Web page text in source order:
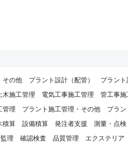
その他 プラント設計（配管） プラント
木施工管理 電気工事施工管理 管工事
管理 プラント施工管理・その他
プラ
積算 設備積算 発注者支援
測量・点
理 確認検査 品質管理 エクステリア